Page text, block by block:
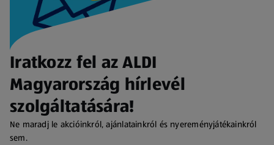
Iratkozz fel az ALDI
Magyarország hírlevél
szolgáltatására!
Ne maradj le akcióinkról, ajánlatainkról és nyereményjátékainkról
sem.